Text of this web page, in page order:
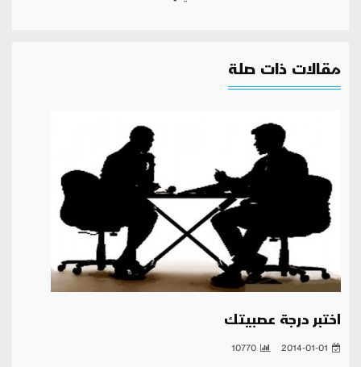
مقالات ذات صلة
اختبر درجة عصبيتك
2014-01-01
10770